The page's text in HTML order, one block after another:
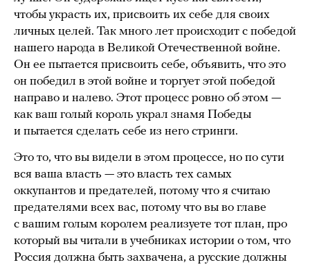
чтобы украсть их, присвоить их себе для своих
личных целей. Так много лет происходит с победой
нашего народа в Великой Отечественной войне.
Он ее пытается присвоить себе, объявить, что это
он победил в этой войне и торгует этой победой
направо и налево. Этот процесс ровно об этом —
как ваш голый король украл знамя Победы
и пытается сделать себе из него стринги.
Это то, что вы видели в этом процессе, но по сути
вся ваша власть — это власть тех самых
оккупантов и предателей, потому что я считаю
предателями всех вас, потому что вы во главе
с вашим голым королем реализуете тот план, про
который вы читали в учебниках истории о том, что
Россия должна быть захвачена, а русские должны